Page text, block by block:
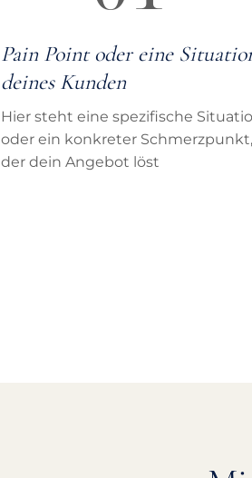
Pain Point oder eine
deines Kunden
Hier steht eine spezifische
oder ein konkreter
der dein Angebot löst